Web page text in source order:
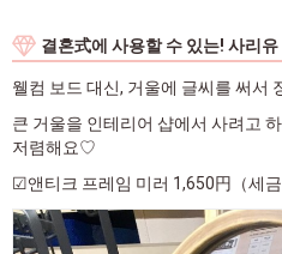
결혼式에 사용할 수 있는! 사리
웰컴 보드 대신, 거울에 글씨를 써서
큰 거울을 인테리어 샵에서 사려고
저렴해요♡
☑앤티크 프레임 미러 1,650円（세금